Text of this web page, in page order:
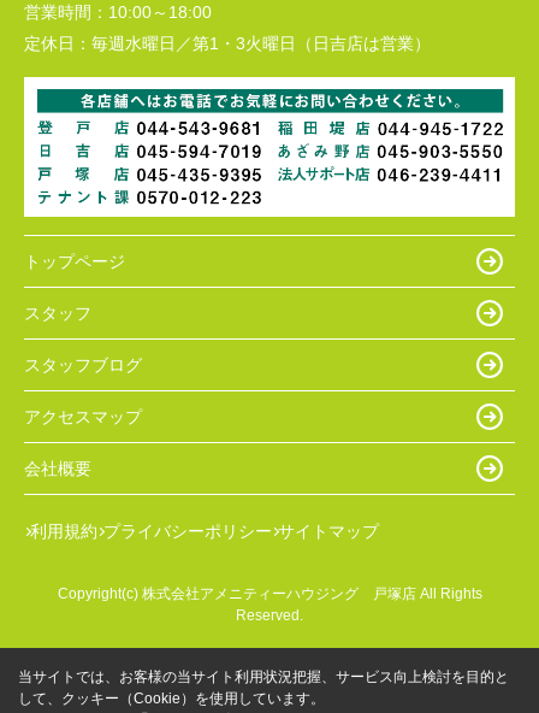
営業時間： 10:00～18:00
定休日： 毎週水曜日／第1・3火曜日（日吉店は営業）
トップページ
スタッフ
スタッフブログ
アクセスマップ
会社概要
利用規約 プライバシーポリシー サイトマップ
Copyright(c) 株式会社アメニティーハウジング 戸塚店 All Rights
Reserved.
当サイトでは、お客様の当サイト利用状況把握、サービス向上検討を目的と
して、クッキー（Cookie）を使用しています。